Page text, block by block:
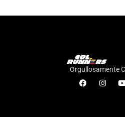
Orgullosamente